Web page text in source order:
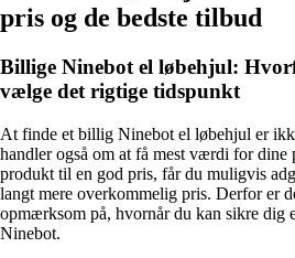
pris og de bedste tilbud
Billige Ninebot el løbehjul:
vælge det rigtige tidspunkt
At finde et billig Ninebot el løbehjul er
handler også om at få mest værdi for dine
produkt til en god pris, får du muligvis
langt mere overkommelig pris. Derfor er
opmærksom på, hvornår du kan sikre dig
Ninebot.